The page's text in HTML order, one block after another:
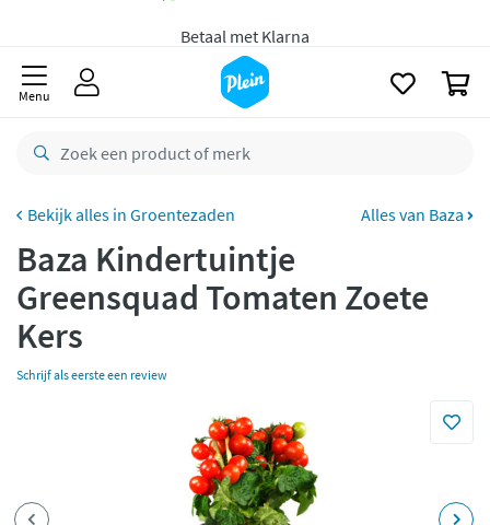
Bestelling uiterlijk maandag
Gratisretourneren
Menu
Groentezaden Alles van Baza
Baza Kindertuintje
Greensquad Tomaten Zoete
Kers
Schrijf als eerste een review